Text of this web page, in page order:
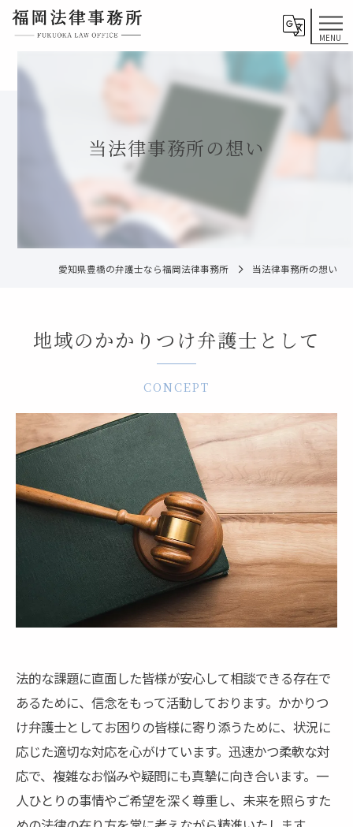
当法律事務所の想い
愛知県豊橋の弁護士なら福岡法律事務所 当法律事務所の想い
地域のかかりつけ弁護士として
CONCEPT
法的な課題に直面した皆様が安心して相談できる存在で
あるために、信念をもって活動しております。かかりつ
け弁護士としてお困りの皆様に寄り添うために、状況に
応じた適切な対応を心がけています。迅速かつ柔軟な対
応で、複雑なお悩みや疑問にも真摯に向き合います。一
人ひとりの事情やご希望を深く尊重し、未来を照らすた